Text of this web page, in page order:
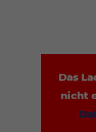
Das
nicht